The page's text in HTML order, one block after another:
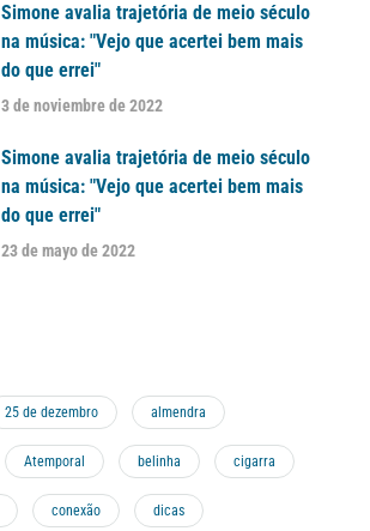
Simone avalia trajetória de meio século
na música: "Vejo que acertei bem mais
do que errei"
3 de noviembre de 2022
Simone avalia trajetória de meio século
na música: "Vejo que acertei bem mais
do que errei"
23 de mayo de 2022
25 de dezembro almendra
Atemporal belinha cigarra
conexão dicas